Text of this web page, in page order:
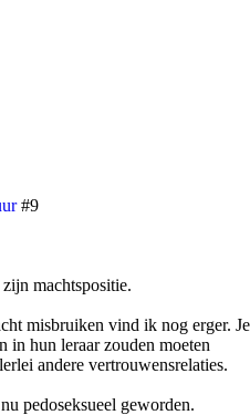
#9
machtspositie.
misbruiken vind ik nog erger. Je
in hun leraar zouden moeten
andere vertrouwensrelaties.
pedoseksueel geworden.